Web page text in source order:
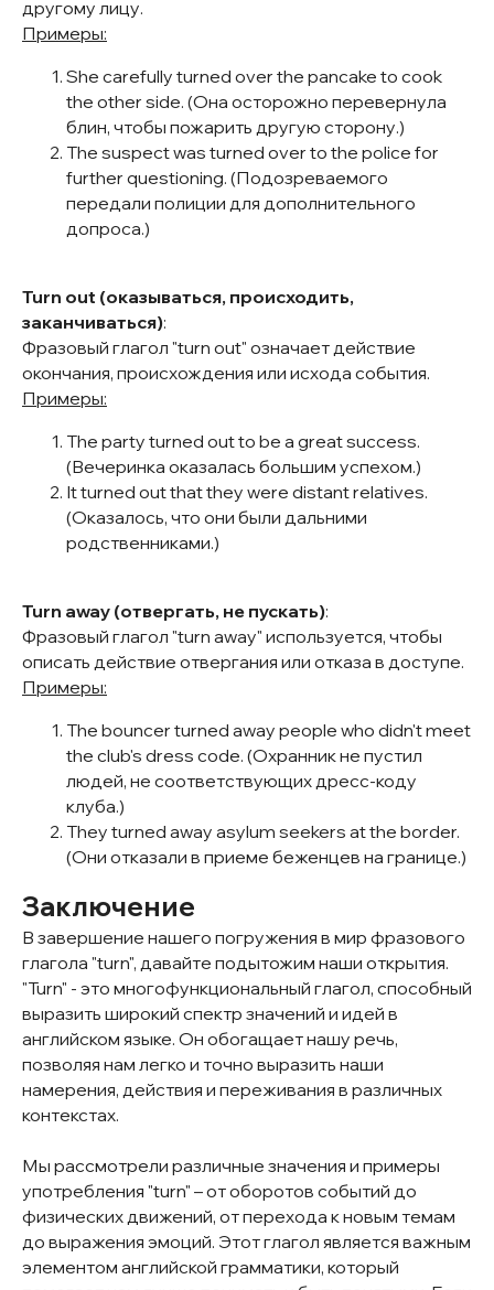
другому лицу.
Примеры:
She carefully turned over the pancake to cook
the other side. (Она осторожно перевернула
блин, чтобы пожарить другую сторону.)
The suspect was turned over to the police for
further questioning. (Подозреваемого
передали полиции для дополнительного
допроса.)
Turn out (оказываться, происходить,
заканчиваться):
Фразовый глагол "turn out" означает действие
окончания, происхождения или исхода события.
Примеры:
The party turned out to be a great success.
(Вечеринка оказалась большим успехом.)
It turned out that they were distant relatives.
(Оказалось, что они были дальними
родственниками.)
Turn away (отвергать, не пускать):
Фразовый глагол "turn away" используется, чтобы
описать действие отвергания или отказа в доступе.
Примеры:
The bouncer turned away people who didn't meet
the club's dress code. (Охранник не пустил
людей, не соответствующих дресс-коду
клуба.)
They turned away asylum seekers at the border.
(Они отказали в приеме беженцев на границе.)
Заключение
В завершение нашего погружения в мир фразового
глагола "turn", давайте подытожим наши открытия.
"Turn" - это многофункциональный глагол, способный
выразить широкий спектр значений и идей в
английском языке. Он обогащает нашу речь,
позволяя нам легко и точно выразить наши
намерения, действия и переживания в различных
контекстах.
Мы рассмотрели различные значения и примеры
употребления "turn" – от оборотов событий до
физических движений, от перехода к новым темам
до выражения эмоций. Этот глагол является важным
элементом английской грамматики, который
Школа английского языка Urban
Lang Club
ИПКалиш Елена
ИНН:771006760613
ОГРНИП: 324774600836867
р/с 40802810438000514421, ПАО
Сбербанк, к/с
Договор оферты
Политика конфиденциальности
Главная
Онлайн-платформа ULC
Услуги
О школе
Онлайн-тест
Акция
Цены
Оплата
Блог
+7 (901) 731-22-55
г. Москва, ул. Чаянова 12
Заказать звонок